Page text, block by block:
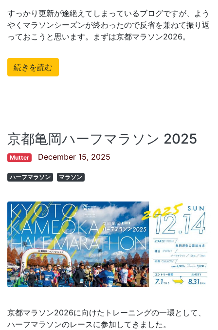
すっかり更新が途絶えてしまっているブログですが、よう
やくマラソンシーズンが終わったので反省を兼ねて振り返
っておこうと思います。まずは京都マラソン2026。
続きを読む
京都亀岡ハーフマラソン 2025
Mutter December 15, 2025
ハーフマラソン マラソン
京都マラソン2026に向けたトレーニングの一環として、
ハーフマラソンのレースに参加してきました。